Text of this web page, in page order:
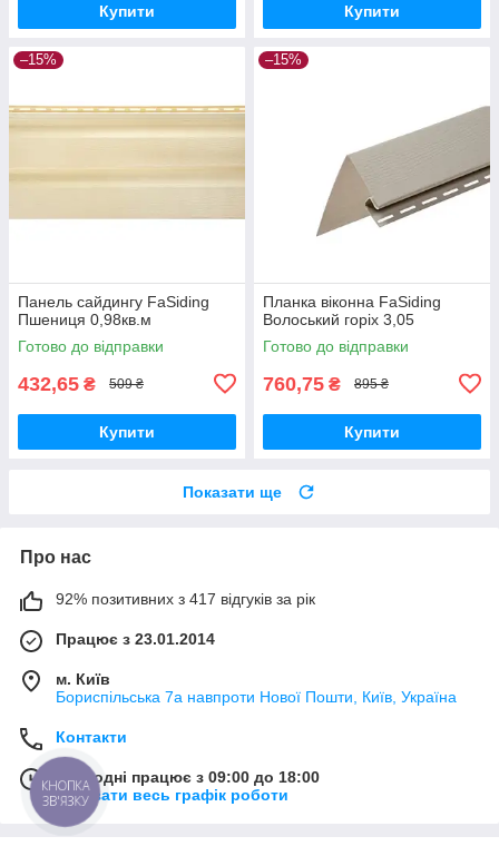
Купити Купити
–15%
Панель сайдингу FaSiding
Пшениця 0,98кв.м
Готово до відправки
432,65 ₴ 509 ₴
Купити
–15%
Планка віконна FaSiding
Волоський горіх 3,05
Готово до відправки
760,75 ₴ 895 ₴
Купити
Показати ще
Про нас
92% позитивних з 417 відгуків за рік
Працює з 23.01.2014
м. Київ
Бориспільська 7а навпроти Нової Пошти, Київ, Україна
Контакти
Сьогодні працює з 09:00 до 18:00
Показати весь графік роботи
КНОПКА
ЗВ'ЯЗКУ